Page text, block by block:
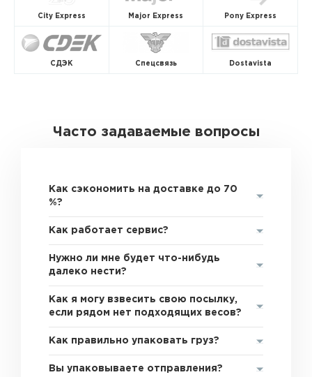
City Express Major Express Pony Express
СДЭК Спецсвязь Dostavista
Часто задаваемые вопросы
Как сэкономить на доставке до 70
%?
Как работает сервис?
Нужно ли мне будет что-нибудь
далеко нести?
Как я могу взвесить свою посылку,
если рядом нет подходящих весов?
Как правильно упаковать груз?
Вы упаковываете отправления?